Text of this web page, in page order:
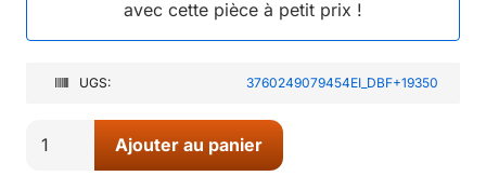
avec cette pièce à petit prix !
UGS: 3760249079454EI_DBF+19350
Ajouter au panier